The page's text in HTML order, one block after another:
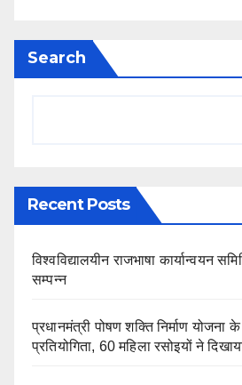
Search
Recent Posts
विश्वविद्यालयीन राजभाषा कार्यान्वयन
सम्पन्न
प्रधानमंत्री पोषण शक्ति निर्माण
प्रतियोगिता, 60 महिला रसोइयों ने